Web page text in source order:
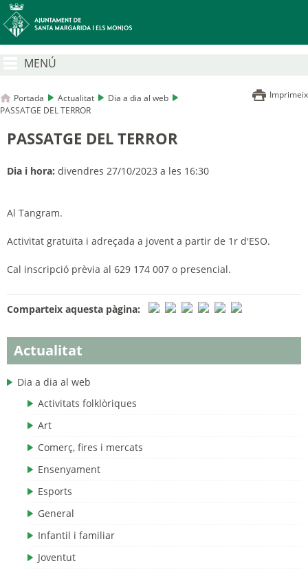
MENÚ
Portada Actualitat
Dia a dia al web
PASSATGE DEL TERROR
Imprimeix
Actualitat
Dia a dia al web
Activitats folklòriques
Art
Comerç, fires i mercats
Ensenyament
Esports
General
Infantil i familiar
Joventut
PASSATGE DEL TERROR
Dia i hora: divendres 27/10/2023 a les 16:30
Al Tangram.
Activitat gratuïta i adreçada a jovent a partir de 1r d'ESO.
Cal inscripció prèvia al 629 174 007 o presencial.
Comparteix aquesta pàgina: